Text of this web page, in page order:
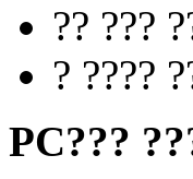
?? ???
? ????
PC???